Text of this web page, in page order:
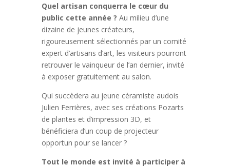
Quel artisan conquerra le cœur du
public cette année ? Au milieu d’une
dizaine de jeunes créateurs,
rigoureusement sélectionnés par un comité
expert d’artisans d’art, les visiteurs pourront
retrouver le vainqueur de l’an dernier, invité
à exposer gratuitement au salon.
Qui succèdera au jeune céramiste audois
Julien Ferrières, avec ses créations Pozarts
de plantes et d’impression 3D, et
bénéficiera d’un coup de projecteur
opportun pour se lancer ?
Tout le monde est invité à participer à